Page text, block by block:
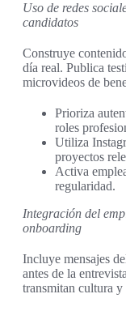
Uso de redes
candidatos
Construye
día real. Publica
microvideos de
Prioriza
roles
Utiliza
proyectos
Activa
regularidad.
Integración del
onboarding
Incluye mensajes
antes de la
transmitan cultura